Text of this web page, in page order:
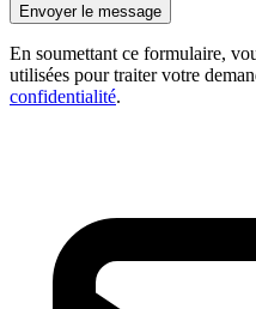
Envoyer le message
En soumettant ce formulaire,
utilisées pour traiter votre
confidentialité.